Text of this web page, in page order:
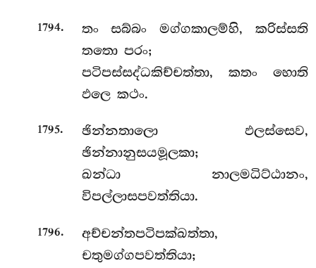
1794.
තං සබ්බං මග්ගකාලම්හි, කරිස්සති
තතො පරං;
පටිපස්සද්ධකිච්චත්තා, කතං හොති
ඵලෙ කථං.
1795.
ඡින්නතාලො ඵලස්සෙව,
ඡින්නානුසයමූලකා;
ඛන්ධා නාලමධිට්ඨානං,
විපල්ලාසපවත්තියා.
1796.
අච්චන්තපටිපක්ඛත්තා,
චතුමග්ගපවත්තියා;